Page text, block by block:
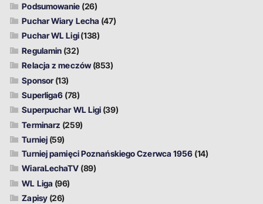
Podsumowanie (26)
Puchar Wiary Lecha (47)
Puchar WL Ligi(138)
Regulamin (32)
Relacja z meczów(853)
Sponsor(13)
Superliga6 (78)
Superpuchar WL Ligi (39)
Terminarz (259)
Turniej (59)
Turniej pamięci Poznańskiego Czerwca 1956 (14)
WiaraLechaTV (89)
WL Liga (96)
Zapisy(26)